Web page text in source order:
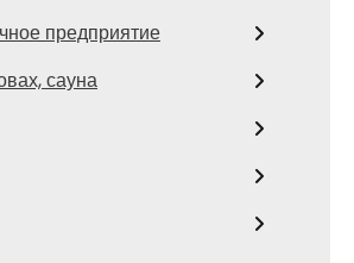
предприятие
сауна